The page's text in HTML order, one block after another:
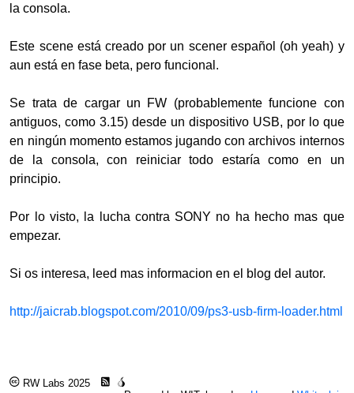
la consola.
Este scene está creado por un scener español (oh yeah) y
aun está en fase beta, pero funcional.
Se trata de cargar un FW (probablemente funcione con
antiguos, como 3.15) desde un dispositivo USB, por lo que
en ningún momento estamos jugando con archivos internos
de la consola, con reiniciar todo estaría como en un
principio.
Por lo visto, la lucha contra SONY no ha hecho mas que
empezar.
Si os interesa, leed mas informacion en el blog del autor.
http://jaicrab.blogspot.com/2010/09/ps3-usb-firm-loader.html
RW Labs 2025